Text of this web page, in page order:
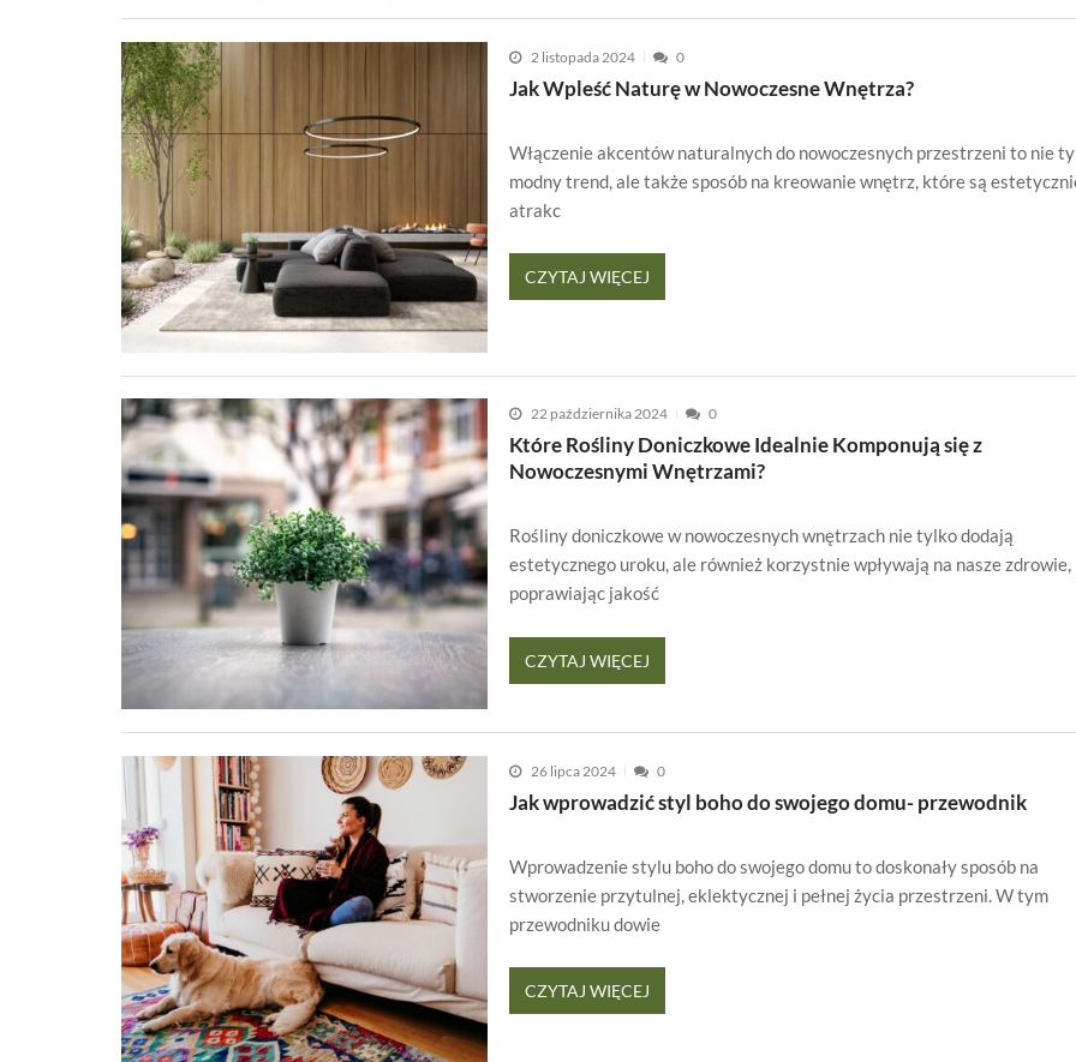
2 listopada 2024 0
Jak Wpleść Naturę w Nowoczesne Wnętrza?
Włączenie akcentów naturalnych do nowoczesnych przestrzeni to nie
modny trend, ale także sposób na kreowanie wnętrz, które są
atrakc
CZYTAJ WIĘCEJ
22 października 2024 0
Które Rośliny Doniczkowe Idealnie Komponują się z
Nowoczesnymi Wnętrzami?
Rośliny doniczkowe w nowoczesnych wnętrzach nie tylko dodają
estetycznego uroku, ale również korzystnie wpływają na nasze zdrowie,
poprawiając jakość
CZYTAJ WIĘCEJ
26 lipca 2024 0
Jak wprowadzić styl boho do swojego domu- przewodnik
Wprowadzenie stylu boho do swojego domu to doskonały sposób na
stworzenie przytulnej, eklektycznej i pełnej życia przestrzeni. W tym
przewodniku dowie
CZYTAJ WIĘCEJ